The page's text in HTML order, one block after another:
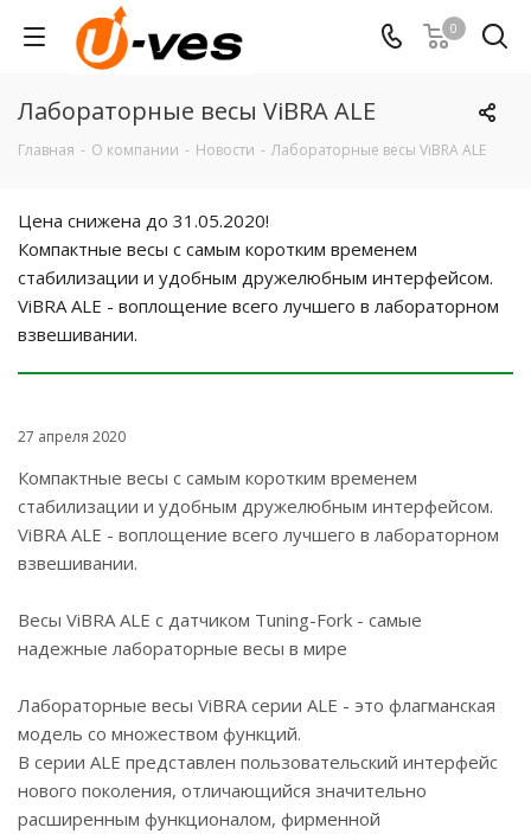
0
Лабораторные весы ViBRA ALE
Главная - О компании - Новости - Лабораторные весы ViBRA ALE
Цена снижена до 31.05.2020!
Компактные весы с самым коротким временем
стабилизации и удобным дружелюбным интерфейсом.
ViBRA ALE - воплощение всего лучшего в лабораторном
взвешивании.
27 апреля 2020
Компактные весы с самым коротким временем
стабилизации и удобным дружелюбным интерфейсом.
ViBRA ALE - воплощение всего лучшего в лабораторном
взвешивании.
Весы ViBRA ALE с датчиком Tuning-Fork - самые
надежные лабораторные весы в мире
Лабораторные весы ViBRA серии ALE - это флагманская
модель со множеством функций.
В серии ALE представлен пользовательский интерфейс
нового поколения, отличающийся значительно
расширенным функционалом, фирменной